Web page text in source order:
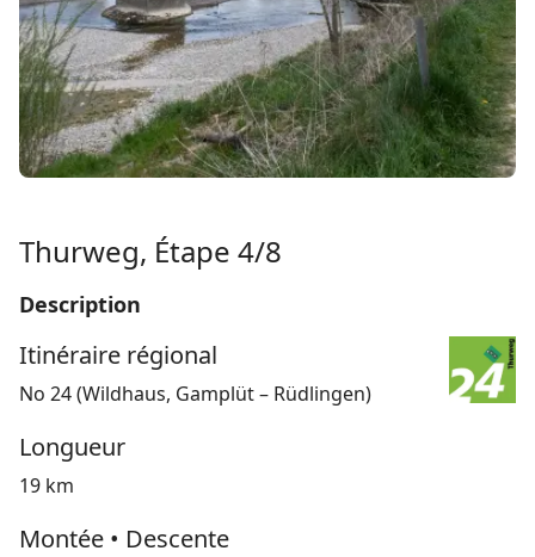
Thurweg, Étape 4/8
Description
Itinéraire régional
No 24 (Wildhaus, Gamplüt – Rüdlingen)
Longueur
19 km
Montée • Descente